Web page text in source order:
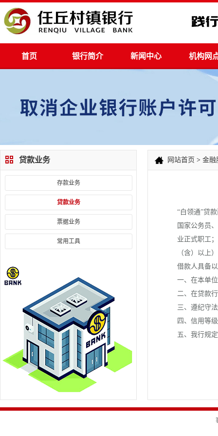
首页 银行简介 新闻中心 机构网
贷款业务
存款业务
贷款业务
票据业务
常用工具
网站首页 > 金融
“白领通”贷
国家公务员
业正式职工
（含）以上
借款人具备
一、在本单
二、在贷款
三、遵纪守
四、信用等
五、我行规